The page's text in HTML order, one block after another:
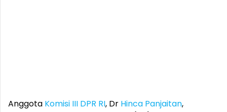
Anggota Komisi III DPR RI, Dr Hinca Panjaitan,